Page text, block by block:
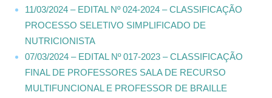
11/03/2024 – EDITAL Nº 024-2024 – CLASSIFICAÇÃO
PROCESSO SELETIVO SIMPLIFICADO DE
NUTRICIONISTA
07/03/2024 – EDITAL Nº 017-2023 – CLASSIFICAÇÃO
FINAL DE PROFESSORES SALA DE RECURSO
MULTIFUNCIONAL E PROFESSOR DE BRAILLE